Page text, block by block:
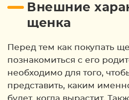
Внешние
щенка
Перед тем как покупать
познакомиться с его
необходимо для того,
представить, каким
будет, когда вырастит.